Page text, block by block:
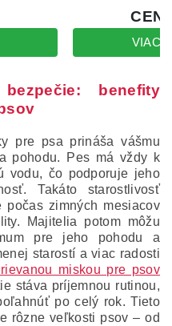
benefity
pre psa prináša vášmu
pohodu. Pes má vždy k
vodu, čo podporuje jeho
Takáto starostlivosť
zimných mesiacov
Majitelia potom môžu
pre jeho pohodu a
starostí a viac radosti
miskou pre psov
stáva príjemnou rutinou,
po celý rok. Tieto
rôzne veľkosti psov – od